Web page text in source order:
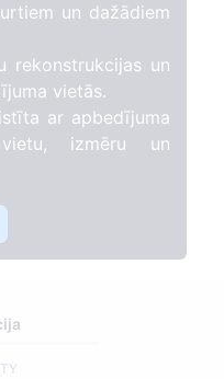
un dažādiem
rekonstrukcijas un
vietās.
ar apbedījuma
vietu, izmēru un